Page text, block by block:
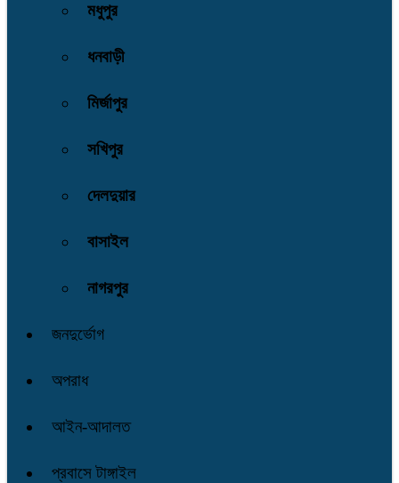
মধুপুর
ধনবাড়ী
মির্জাপুর
সখিপুর
দেলদুয়ার
বাসাইল
নাগরপুর
জনদুর্ভোগ
অপরাধ
আইন-আদালত
প্রবাসে টাঙ্গাইল